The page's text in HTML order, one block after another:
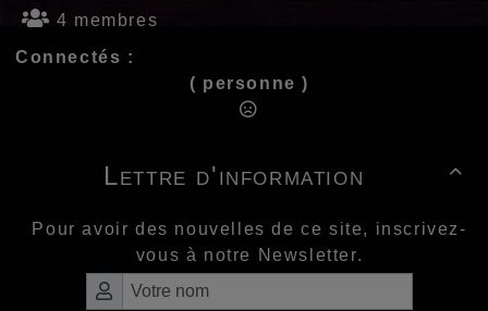
4 membres
Connectés :
( personne )

Lettre d'information
Pour avoir des nouvelles de ce site, inscrivez-
vous à notre Newsletter.